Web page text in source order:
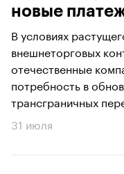
новые
В условиях
внешнеторговых
отечественные
потребность в
трансграничных
31 июля